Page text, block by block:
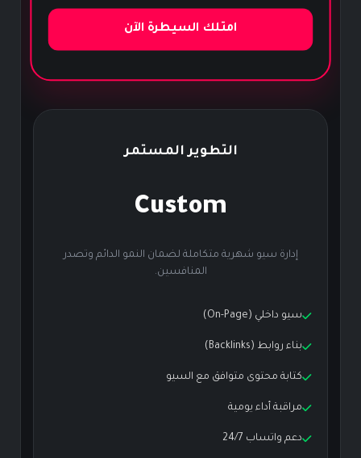
امتلك السيطرة الآن
التطوير المستمر
Custom
إدارة سيو شهرية متكاملة لضمان النمو الدائم وتصدر
المنافسين.
سيو داخلي (On-Page)
بناء روابط (Backlinks)
كتابة محتوى متوافق مع السيو
مراقبة أداء يومية
دعم واتساب 24/7